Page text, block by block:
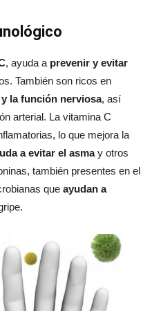
, ayuda a prevenir y evitar
También son ricos en
la función nerviosa, así
arterial. La vitamina C
lo que mejora la
a evitar el asmay otros
también presentes en el
que ayudan a